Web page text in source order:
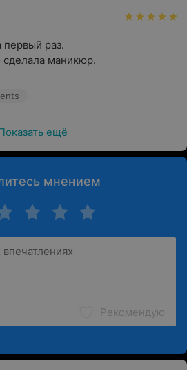
раз.
сделала маникюр.
ещё
мнением
Рекомендую